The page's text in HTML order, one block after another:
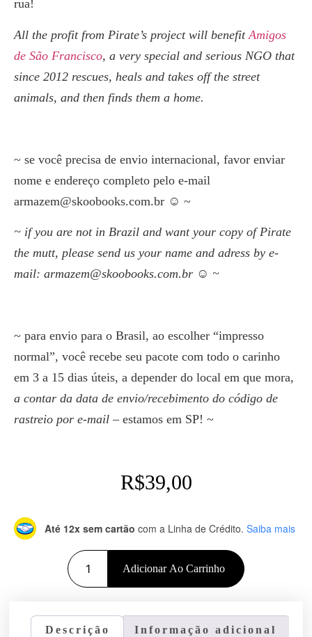
rua!
All the profit from Pirate’s project will benefit Amigos
de São Francisco, a very special and serious NGO that
since 2012 rescues, heals and takes off the street
animals, and then finds them a home.
~ se você precisa de envio internacional, favor enviar
nome e endereço completo pelo e-mail
armazem@skoobooks.com.br ☺ ~
~ if you are not in Brazil and want your copy of Pirate
the mutt, please send us your name and adress by e-
mail: armazem@skoobooks.com.br ☺ ~
~ para envio para o Brasil, ao escolher “impresso
normal”, você recebe seu pacote com todo o carinho
em 3 a 15 dias úteis, a depender do local em que mora,
a contar da data de envio/recebimento do código de
rastreio por e-mail – estamos em SP! ~
R$39,00
Até 12x sem cartão com a Linha de Crédito. Saiba mais
Adicionar Ao Carrinho
Descrição Informação adicional